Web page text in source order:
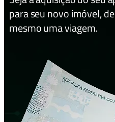
para seu novo imóvel,
mesmo uma viagem.